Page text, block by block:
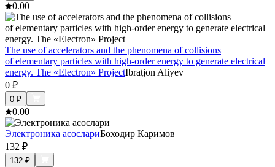
0.00
The use of accelerators and the phenomena of collisions
of elementary particles with high-order energy to generate electrical
energy. The «Electron» ProjectIbratjon Aliyev
0 ₽
0 ₽
0.00
Электроника асослариБоходир Каримов
132 ₽
132 ₽